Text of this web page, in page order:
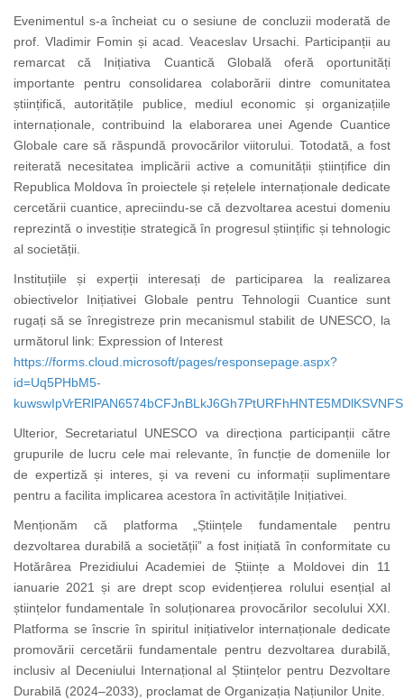
Evenimentul s-a încheiat cu o sesiune de concluzii moderată de
prof. Vladimir Fomin și acad. Veaceslav Ursachi. Participanții au
remarcat că Inițiativa Cuantică Globală oferă oportunități
importante pentru consolidarea colaborării dintre comunitatea
științifică, autoritățile publice, mediul economic și organizațiile
internaționale, contribuind la elaborarea unei Agende Cuantice
Globale care să răspundă provocărilor viitorului. Totodată, a fost
reiterată necesitatea implicării active a comunității științifice din
Republica Moldova în proiectele și rețelele internaționale dedicate
cercetării cuantice, apreciindu-se că dezvoltarea acestui domeniu
reprezintă o investiție strategică în progresul științific și tehnologic
al societății.
Instituțiile și experții interesați de participarea la realizarea
obiectivelor Inițiativei Globale pentru Tehnologii Cuantice sunt
rugați să se înregistreze prin mecanismul stabilit de UNESCO, la
următorul link: Expression of Interest
https://forms.cloud.microsoft/pages/responsepage.aspx?
id=Uq5PHbM5-
Ulterior, Secretariatul UNESCO va direcționa participanții către
grupurile de lucru cele mai relevante, în funcție de domeniile lor
de expertiză și interes, și va reveni cu informații suplimentare
pentru a facilita implicarea acestora în activitățile Inițiativei.
Menționăm că platforma „Științele fundamentale pentru
dezvoltarea durabilă a societății” a fost inițiată în conformitate cu
Hotărârea Prezidiului Academiei de Științe a Moldovei din 11
ianuarie 2021 și are drept scop evidențierea rolului esențial al
științelor fundamentale în soluționarea provocărilor secolului XXI.
Platforma se înscrie în spiritul inițiativelor internaționale dedicate
promovării cercetării fundamentale pentru dezvoltarea durabilă,
inclusiv al Deceniului Internațional al Științelor pentru Dezvoltare
Durabilă (2024–2033), proclamat de Organizația Națiunilor Unite.